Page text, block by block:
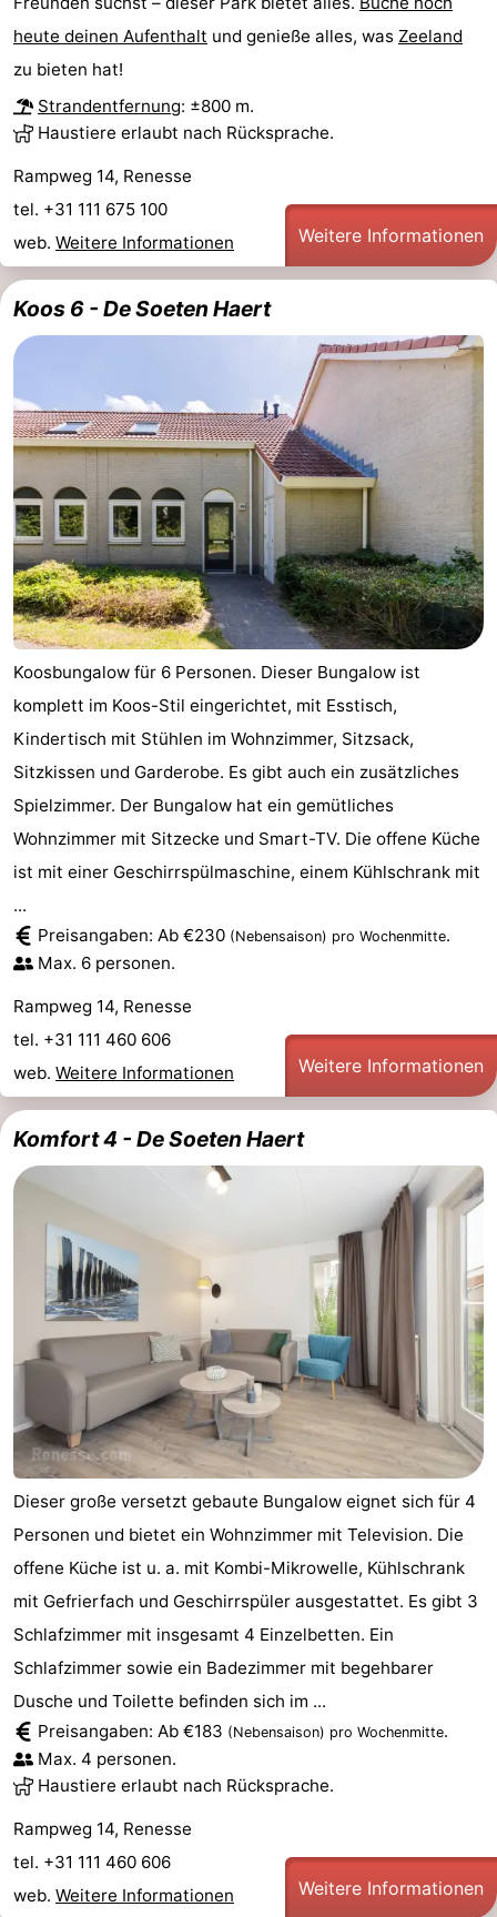
trinken
Praktisch
Route
-
Parken
Reisebuchshop
Medizin
Adressen
Region
-
Leiden
Bollenstreek
-
Natur
Hollands
-
Noordwijk
-
Scheveningen
-
Haag
Rotterdam
-
Schouwen-
Brouwershaven
-
Bruinisse
Zierikzee
-
Natur
Oosterschelde
-
Burgh
Haamstede
Natur
Kop
Schouwen
Walcheren
Natur
-
Natur
Mantelingen
-
Zoutelande
-
Middelburg
Wetter
Kontakt
heute deinen Aufenthalt und genieße alles, was Zeeland
zu bieten hat!
Strandentfernung: ±800 m.
Haustiere erlaubt nach Rücksprache.
Rampweg 14, Renesse
tel. +31 111 675 100
web. Weitere Informationen Weitere Informationen
Koos 6 - De Soeten Haert
Koosbungalow für 6 Personen. Dieser Bungalow ist
komplett im Koos-Stil eingerichtet, mit Esstisch,
Kindertisch mit Stühlen im Wohnzimmer, Sitzsack,
Sitzkissen und Garderobe. Es gibt auch ein zusätzliches
Spielzimmer. Der Bungalow hat ein gemütliches
Wohnzimmer mit Sitzecke und Smart-TV. Die offene Küche
ist mit einer Geschirrspülmaschine, einem Kühlschrank mit
...
Preisangaben: Ab €230 (Nebensaison) pro Wochenmitte.
Max. 6 personen.
Rampweg 14, Renesse
tel. +31 111 460 606
web. Weitere Informationen Weitere Informationen
Komfort 4 - De Soeten Haert
Dieser große versetzt gebaute Bungalow eignet sich für 4
Personen und bietet ein Wohnzimmer mit Television. Die
offene Küche ist u. a. mit Kombi-Mikrowelle, Kühlschrank
mit Gefrierfach und Geschirrspüler ausgestattet. Es gibt 3
Schlafzimmer mit insgesamt 4 Einzelbetten. Ein
Schlafzimmer sowie ein Badezimmer mit begehbarer
Dusche und Toilette befinden sich im ...
Preisangaben: Ab €183 (Nebensaison) pro Wochenmitte.
Max. 4 personen.
Haustiere erlaubt nach Rücksprache.
Rampweg 14, Renesse
tel. +31 111 460 606
web. Weitere Informationen Weitere Informationen